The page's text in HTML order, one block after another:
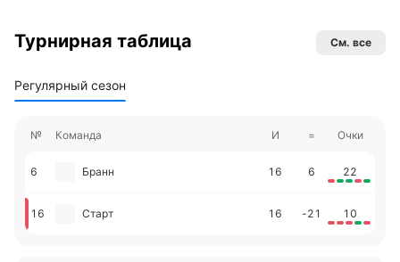
Турнирная таблица См. все
Регулярный сезон
№ Команда И = Очки
6 Бранн 16 6 22
16 Старт 16 -21 10